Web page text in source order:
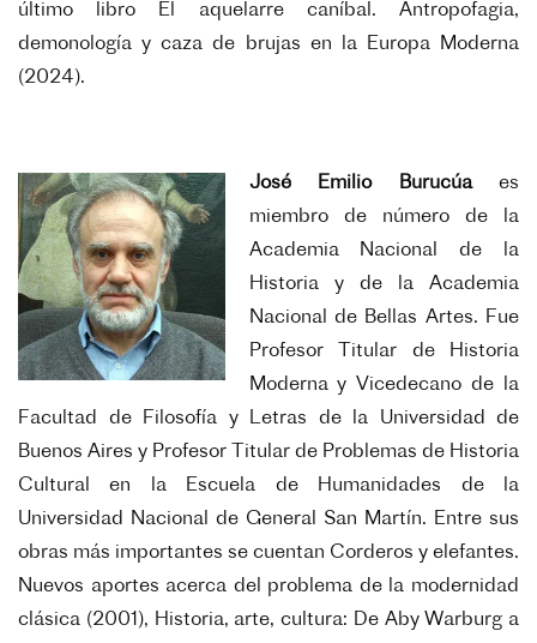
último libro El aquelarre caníbal. Antropofagia,
demonología y caza de brujas en la Europa Moderna
(2024).
José Emilio Burucúaes
miembro de número de la
Academia Nacional de la
Historia y de la Academia
Nacional de Bellas Artes. Fue
Profesor Titular de Historia
Moderna y Vicedecano de la
Facultad de Filosofía y Letras de la Universidad de
Buenos Aires y Profesor Titular de Problemas de Historia
Cultural en la Escuela de Humanidades de la
Universidad Nacional de General San Martín. Entre sus
obras más importantes se cuentan Corderos y elefantes.
Nuevos aportes acerca del problema de la modernidad
clásica (2001), Historia, arte, cultura: De Aby Warburg a